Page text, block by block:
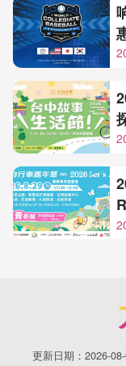
更新日期：2026-